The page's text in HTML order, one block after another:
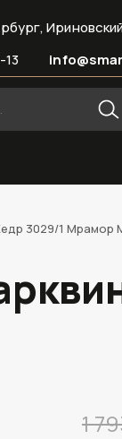
13
3029/1
1